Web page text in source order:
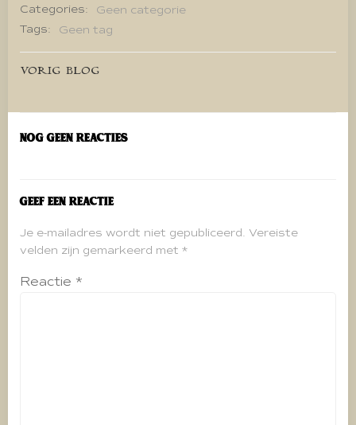
Categories:
Geen categorie
Tags:
Geen tag
Bericht
navigatie
VORIG BLOG
Nog geen reacties
Geef een reactie
Je e-mailadres wordt niet gepubliceerd. Vereiste
velden zijn gemarkeerd met *
Reactie *